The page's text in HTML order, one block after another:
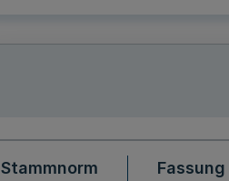
Stammnorm Fassung